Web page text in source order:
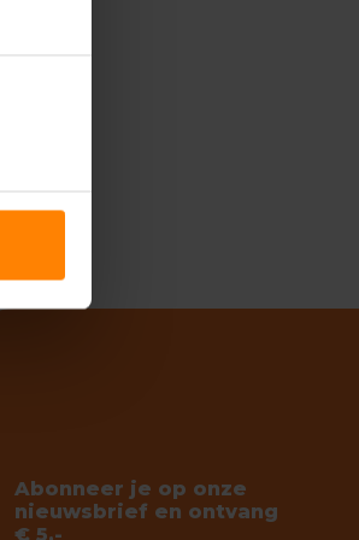
Abonneer je op onze
nieuwsbrief en ontvang
€ 5,-